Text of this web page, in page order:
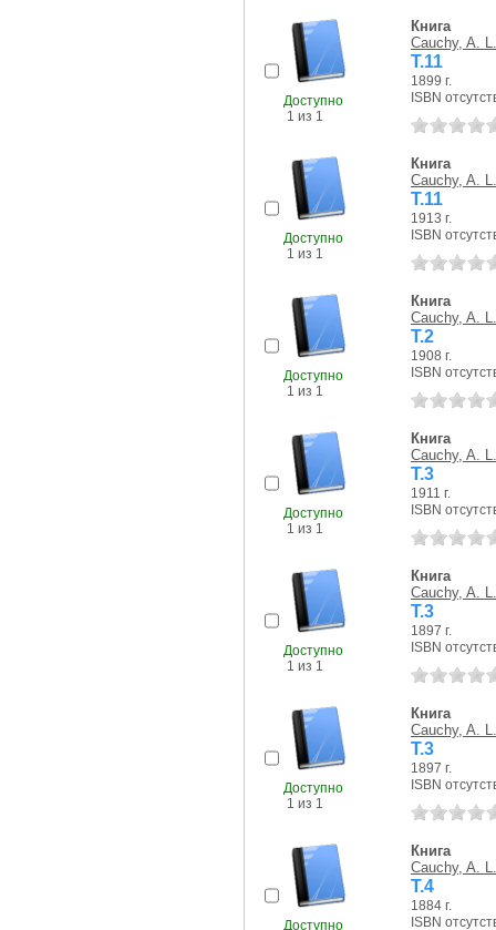
Доступно
1 из 1
Книга
Cauchy, A. L.
T.11
1899 г.
ISBN
Доступно
1 из 1
Книга
Cauchy, A. L.
T.11
1913 г.
ISBN
Доступно
1 из 1
Книга
Cauchy, A. L.
T.2
1908 г.
ISBN
Доступно
1 из 1
Книга
Cauchy, A. L.
T.3
1911 г.
ISBN
Доступно
1 из 1
Книга
Cauchy, A. L.
T.3
1897 г.
ISBN
Доступно
1 из 1
Книга
Cauchy, A. L.
T.3
1897 г.
ISBN
Доступно
Книга
Cauchy, A. L.
T.4
1884 г.
ISBN